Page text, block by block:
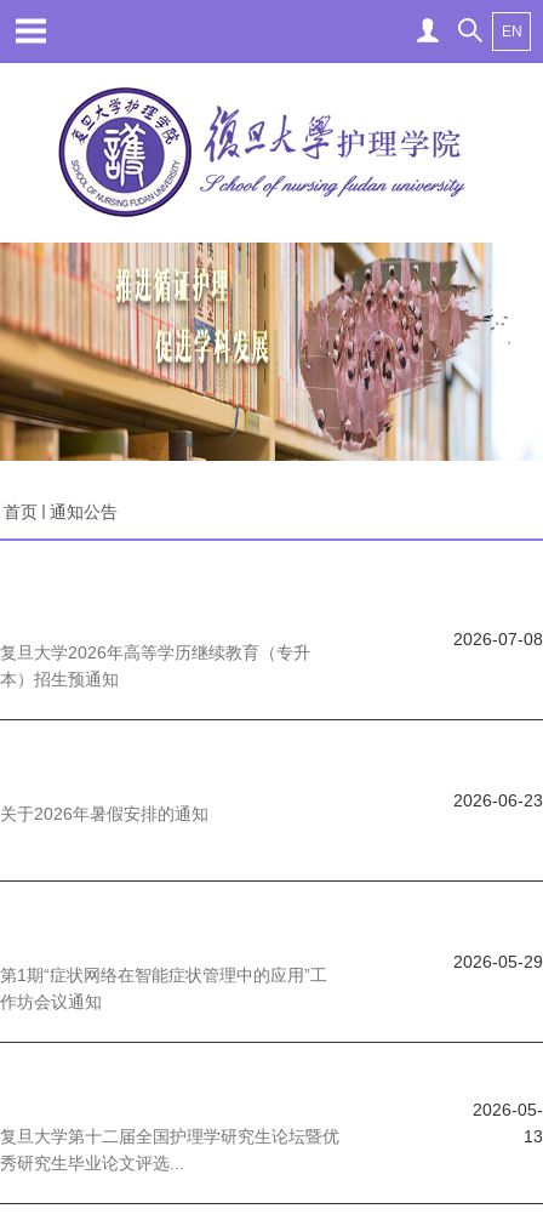
EN
首页 通知公告
复旦大学2026年高等学历继续教育（专升
本）招生预通知
2026-07-08
关于2026年暑假安排的通知
2026-06-23
第1期“症状网络在智能症状管理中的应用”工
作坊会议通知
2026-05-29
复旦大学第十二届全国护理学研究生论坛暨优
秀研究生毕业论文评选...
2026-05-
13